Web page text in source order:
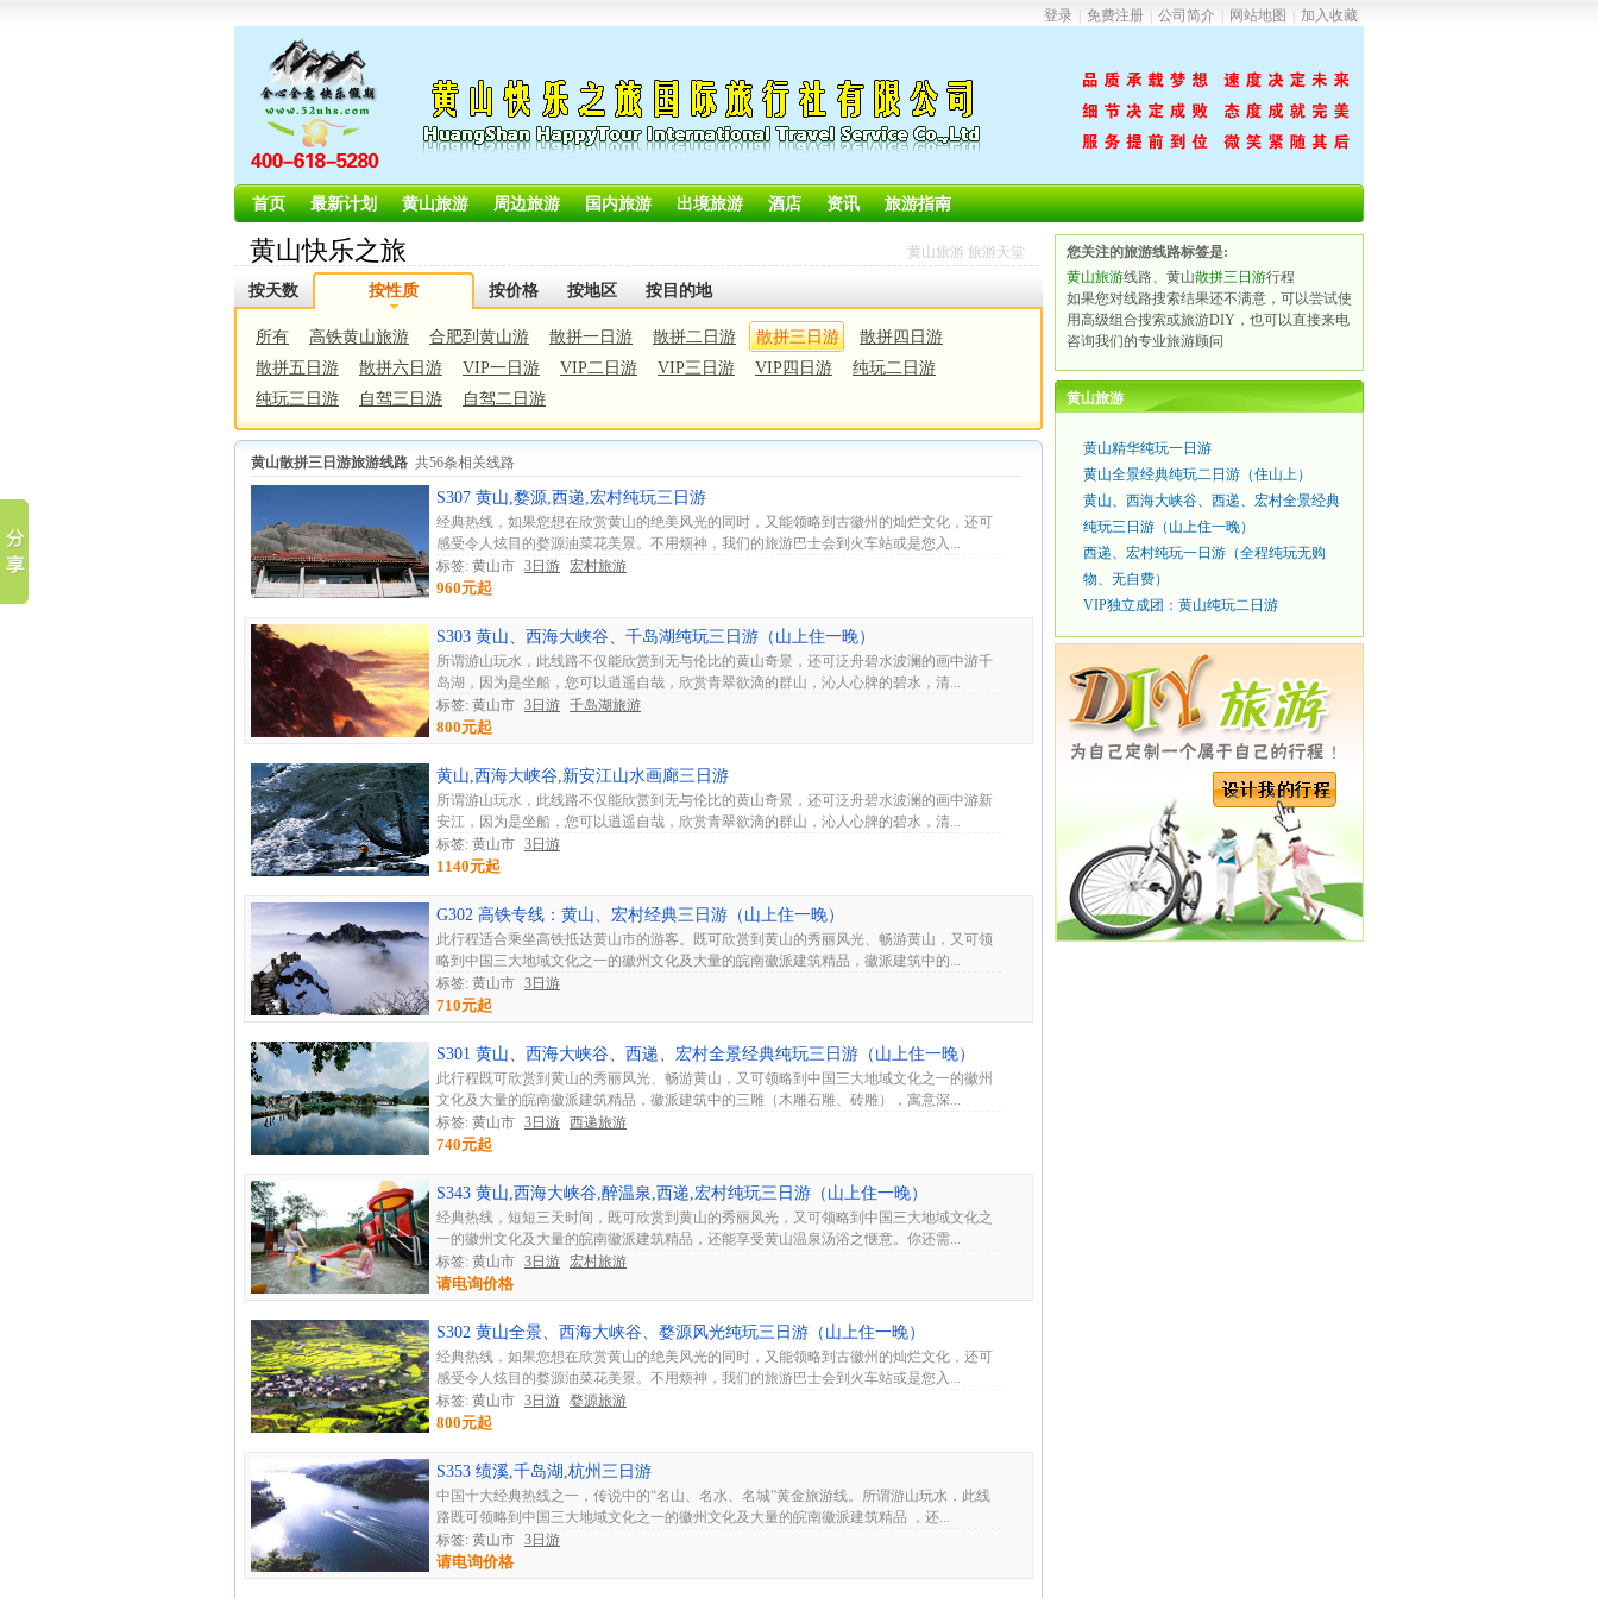
登录 免费注册 公司简介 网站地图 加入收藏
首页 最新计划 黄山旅游 周边旅游 国内旅游 出境旅游 酒店 资讯 旅游指南
黄山快乐之旅
国际旅行社有
限公司旅游
黄山旅游 旅游天堂
按天数 按性质 按价格 按地区 按目的地
所有 高铁黄山旅游 合肥到黄山游 散拼一日游 散拼二日游 散拼三日游
散拼四日游
散拼五日游
散拼六日游 VIP一日游 VIP二日游 VIP三日游 VIP四日游
纯玩二日游
纯玩三日游
自驾三日游 自驾二日游
黄山散拼三日游旅游线路 共56条相关线路
S307 黄山,婺源,西递,宏村纯玩三日游
经典热线，如果您想在欣赏黄山的绝美风光的同时，又能领略到古徽州的灿烂文化，还可
感受令人炫目的婺源油菜花美景。不用烦神，我们的旅游巴士会到火车站或是您入...
标签: 黄山市 3日游 宏村旅游
960元起
S303 黄山、西海大峡谷、千岛湖纯玩三日游（山上住一晚）
所谓游山玩水，此线路不仅能欣赏到无与伦比的黄山奇景，还可泛舟碧水波澜的画中游千
岛湖，因为是坐船，您可以逍遥自哉，欣赏青翠欲滴的群山，沁人心脾的碧水，清...
标签: 黄山市 3日游 千岛湖旅游
800元起
黄山,西海大峡谷,新安江山水画廊三日游
所谓游山玩水，此线路不仅能欣赏到无与伦比的黄山奇景，还可泛舟碧水波澜的画中游新
安江，因为是坐船，您可以逍遥自哉，欣赏青翠欲滴的群山，沁人心脾的碧水，清...
标签: 黄山市 3日游
1140元起
G302 高铁专线：黄山、宏村经典三日游（山上住一晚）
此行程适合乘坐高铁抵达黄山市的游客。既可欣赏到黄山的秀丽风光、畅游黄山，又可领
略到中国三大地域文化之一的徽州文化及大量的皖南徽派建筑精品，徽派建筑中的...
标签: 黄山市 3日游
710元起
S301 黄山、西海大峡谷、西递、宏村全景经典纯玩三日游（山上住一晚）
此行程既可欣赏到黄山的秀丽风光、畅游黄山，又可领略到中国三大地域文化之一的徽州
文化及大量的皖南徽派建筑精品，徽派建筑中的三雕（木雕石雕、砖雕），寓意深...
标签: 黄山市 3日游 西递旅游
740元起
S343 黄山,西海大峡谷,醉温泉,西递,宏村纯玩三日游（山上住一晚）
经典热线，短短三天时间，既可欣赏到黄山的秀丽风光，又可领略到中国三大地域文化之
一的徽州文化及大量的皖南徽派建筑精品，还能享受黄山温泉汤浴之惬意。你还需...
标签: 黄山市 3日游 宏村旅游
请电询价格
S302 黄山全景、西海大峡谷、婺源风光纯玩三日游（山上住一晚）
经典热线，如果您想在欣赏黄山的绝美风光的同时，又能领略到古徽州的灿烂文化，还可
感受令人炫目的婺源油菜花美景。不用烦神，我们的旅游巴士会到火车站或是您入...
标签: 黄山市 3日游 婺源旅游
800元起
S353 绩溪,千岛湖,杭州三日游
中国十大经典热线之一，传说中的“名山、名水、名城”黄金旅游线。所谓游山玩水，此线
路既可领略到中国三大地域文化之一的徽州文化及大量的皖南徽派建筑精品 ，还...
标签: 黄山市 3日游
请电询价格
您关注的旅游线路标签是:
黄山旅游线路、黄山散拼三日游行程
如果您对线路搜索结果还不满意，可以尝试使
用高级组合搜索或旅游DIY，也可以直接来电
咨询我们的专业旅游顾问
黄山旅游
黄山精华纯玩一日游
黄山全景经典纯玩二日游（住山上）
黄山、西海大峡谷、西递、宏村全景经典
纯玩三日游（山上住一晚）
西递、宏村纯玩一日游（全程纯玩无购
物、无自费）
VIP独立成团：黄山纯玩二日游